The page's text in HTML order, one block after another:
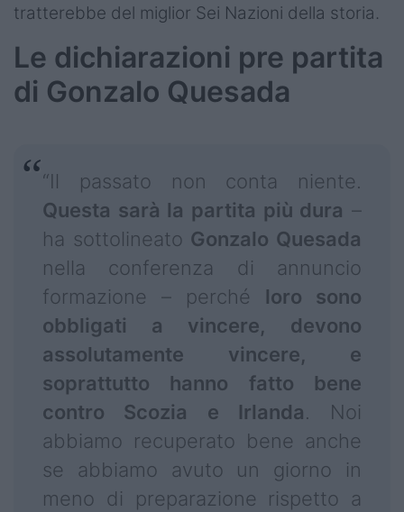
tratterebbe del miglior Sei Nazioni della storia.
Le dichiarazioni pre partita
di Gonzalo Quesada
“Il passato non conta niente.
Questa sarà la partita più dura –
ha sottolineato Gonzalo Quesada
nella conferenza di annuncio
formazione – perché loro sono
obbligati a vincere, devono
assolutamente vincere, e
soprattutto hanno fatto bene
contro Scozia e Irlanda. Noi
abbiamo recuperato bene anche
se abbiamo avuto un giorno in
meno di preparazione rispetto a